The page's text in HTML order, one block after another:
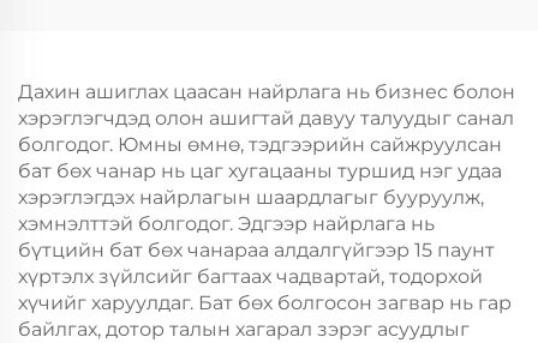
Пластик Пакинг
Дахин ашиглах цаасан найрлага нь бизнес болон
хэрэглэгчдэд олон ашигтай давуу талуудыг санал
болгодог. Юмны өмнө, тэдгээрийн сайжруулсан
бат бөх чанар нь цаг хугацааны туршид нэг удаа
хэрэглэгдэх найрлагын шаардлагыг бууруулж,
хэмнэлттэй болгодог. Эдгээр найрлага нь
бүтцийн бат бөх чанараа алдалгүйгээр 15 паунт
хүртэлх зүйлсийг багтаах чадвартай, тодорхой
хүчийг харуулдаг. Бат бөх болгосон загвар нь гар
байлгах, дотор талын хагарал зэрэг асуудлыг